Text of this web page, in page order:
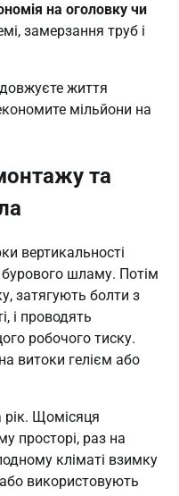
на оголовку чи
замерзання труб і
життя
мільйони на
та
вертикальності
бурового шламу. Потім
затягують болти з
і проводять
робочого тиску.
витоки гелієм або
рік. Щомісяця
просторі, раз на
кліматі взимку
використовують